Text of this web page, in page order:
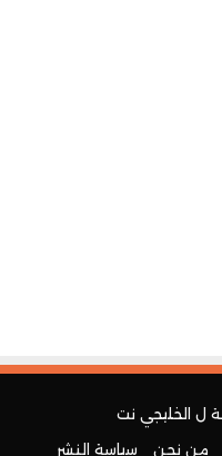
ل الخليجي نت
من نحن سياسة النشر